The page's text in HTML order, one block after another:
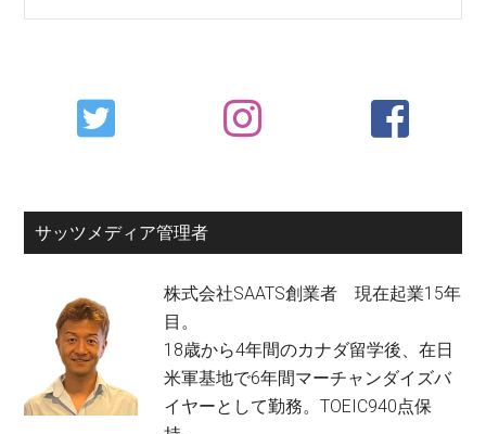
Primary
Sidebar
サッツメディア管理者
株式会社SAATS創業者 現在起業15年
目。
18歳から4年間のカナダ留学後、在日
米軍基地で6年間マーチャンダイズバ
イヤーとして勤務。TOEIC940点保